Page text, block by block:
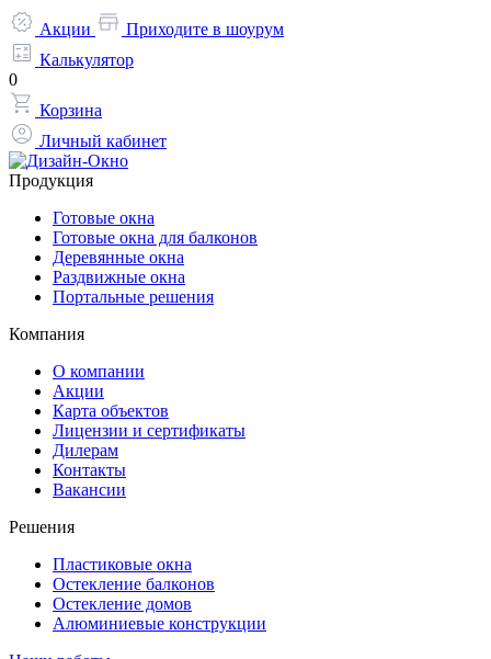
Акции
Приходите в шоурум
Калькулятор
0
Корзина
Личный кабинет
Продукция
Готовые окна
Готовые окна для балконов
Деревянные окна
Раздвижные окна
Портальные решения
Компания
О компании
Акции
Карта объектов
Лицензии и сертификаты
Дилерам
Контакты
Вакансии
Решения
Пластиковые окна
Остекление балконов
Остекление домов
Алюминиевые конструкции